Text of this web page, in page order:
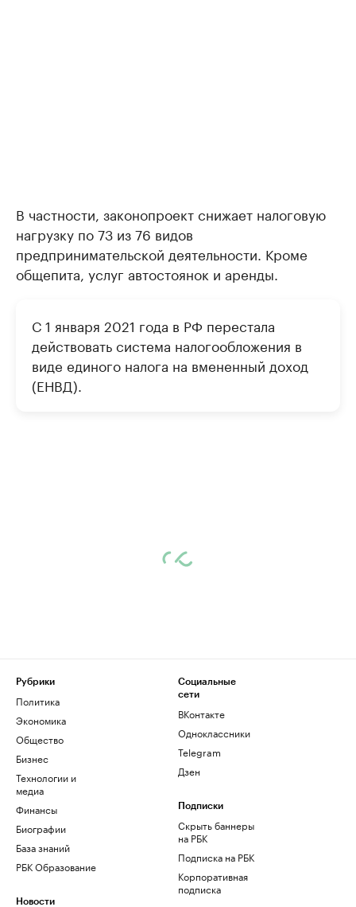
В частности, законопроект снижает налоговую
нагрузку по 73 из 76 видов
предпринимательской деятельности. Кроме
общепита, услуг автостоянок и аренды.
С 1 января 2021 года в РФ перестала
действовать система налогообложения в
виде единого налога на вмененный доход
(ЕНВД).
Рубрики
Политика
Экономика
Общество
Бизнес
Технологии и
медиа
Финансы
Биографии
База знаний
РБК Образование
Новости
Социальные
сети
ВКонтакте
Одноклассники
Telegram
Дзен
Подписки
Скрыть баннеры
на РБК
Подписка на РБК
Корпоративная
подписка